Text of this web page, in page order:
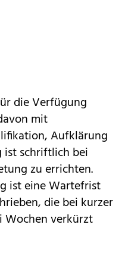
die Verfügung
mit
Aufklärung
ist schriftlich bei
zu errichten.
ist eine Wartefrist
die bei kurzer
Wochen verkürzt